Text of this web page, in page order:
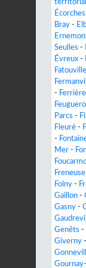
Écorches
Bray -
Seulles -
Évreux -
-
Parcs -
Fleuré -
-
Mer -
Freneuse
Folny -
Gaillon -
Gasny -
Genêts -
Giverny -